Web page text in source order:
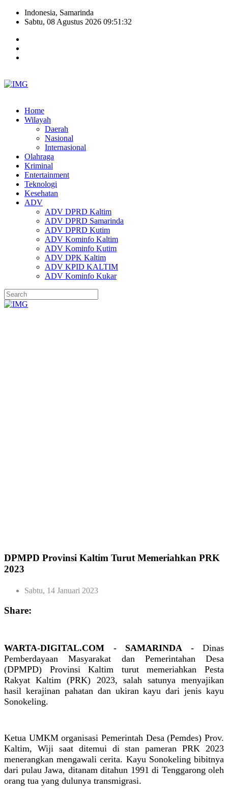
Indonesia, Samarinda
Sabtu, 08 Agustus 2026 09:51:33
Home
Wilayah
Daerah
Nasional
Internasional
Olahraga
Kriminal
Entertainment
Teknologi
Kesehatan
ADV
ADV DPRD Kaltim
ADV DPRD Samarinda
ADV DPRD Kutim
ADV Kominfo Kaltim
ADV Kominfo Kutim
ADV DPK Kaltim
ADV KPID KALTIM
ADV Kominfo Kukar
DPMPD Provinsi Kaltim Turut Memeriahkan PRK
2023
Sabtu, 14 Januari 2023
Share:
WARTA-DIGITAL.COM - SAMARINDA - Dinas
Pemberdayaan Masyarakat dan Pemerintahan Desa
(DPMPD) Provinsi Kaltim turut memeriahkan Pesta
Rakyat Kaltim (PRK) 2023, salah satunya menyajikan
hasil kerajinan pahatan dan ukiran kayu dari jenis kayu
Sonokeling.
Ketua UMKM organisasi Pemerintah Desa (Pemdes) Prov.
Kaltim, Wiji saat ditemui di stan pameran PRK 2023
menerangkan mengawali cerita. Kayu Sonokeling bibitnya
dari pulau Jawa, ditanam ditahun 1991 di Tenggarong oleh
orang tua yang dulunya transmigrasi.